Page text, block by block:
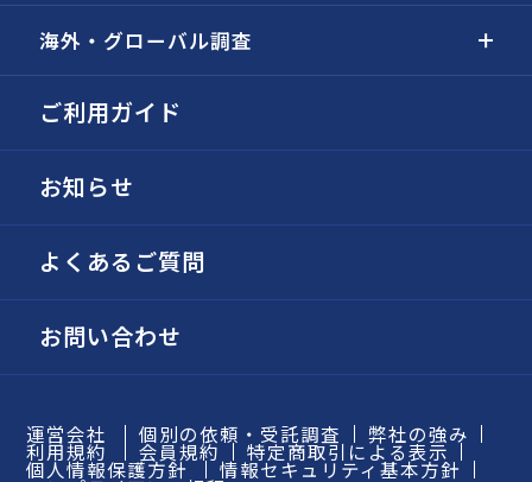
海外・グローバル調査
ご利用ガイド
お知らせ
よくあるご質問
お問い合わせ
運営会社 個別の依頼・受託調査 弊社の強み
利用規約 会員規約 特定商取引による表示
個人情報保護方針 情報セキュリティ基本方針